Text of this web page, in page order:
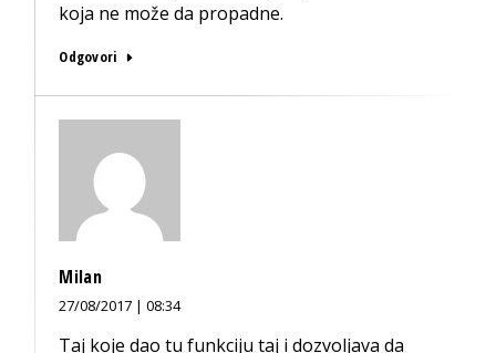
koja ne može da propadne.
Odgovori
Milan
27/08/2017 | 08:34
Taj koje dao tu funkciju taj i dozvoljava da